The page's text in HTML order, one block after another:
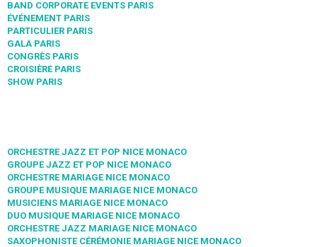
BAND CORPORATE EVENTS PARIS
ÉVÉNEMENT PARIS
PARTICULIER PARIS
GALA PARIS
CONGRÈS PARIS
CROISIÈRE PARIS
SHOW PARIS
ORCHESTRE JAZZ ET POP NICE MONACO
GROUPE JAZZ ET POP NICE MONACO
ORCHESTRE MARIAGE NICE MONACO
GROUPE MUSIQUE MARIAGE NICE MONACO
MUSICIENS MARIAGE NICE MONACO
DUO MUSIQUE MARIAGE NICE MONACO
ORCHESTRE JAZZ MARIAGE NICE MONACO
SAXOPHONISTE CÉRÉMONIE MARIAGE NICE MONACO